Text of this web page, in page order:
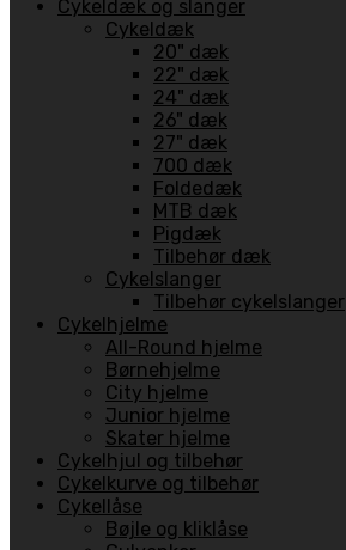
Cykeldæk og slanger
Cykeldæk
20" dæk
22" dæk
24" dæk
26" dæk
27" dæk
700 dæk
Foldedæk
MTB dæk
Pigdæk
Tilbehør dæk
Cykelslanger
Tilbehør cykelslanger
Cykelhjelme
All-Round hjelme
Børnehjelme
City hjelme
Junior hjelme
Skater hjelme
Cykelhjul og tilbehør
Cykelkurve og tilbehør
Cykellåse
Bøjle og kliklåse